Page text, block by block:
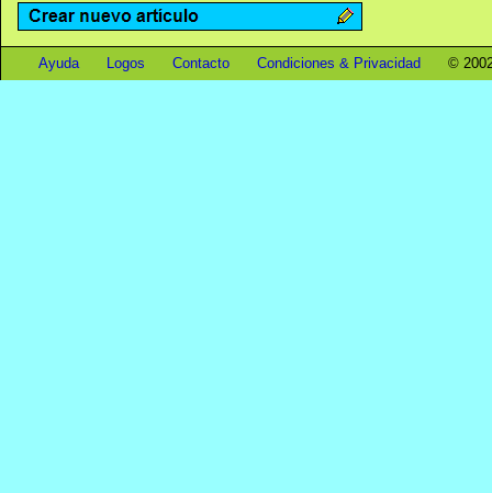
Ayuda Logos Contacto Condiciones & Privacidad ©